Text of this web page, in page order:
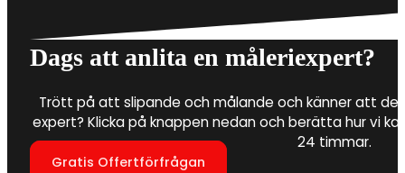
Dags att anlita en måleriexpert?
Trött på att slipande och målande och känner att
expert? Klicka på knappen nedan och berätta hur vi
24 timmar.
Gratis Offertförfrågan